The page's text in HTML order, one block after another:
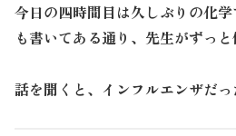
今日の四時間目は久しぶりの化
も書いてある通り、先生がずっと
話を聞くと、インフルエンザだっ